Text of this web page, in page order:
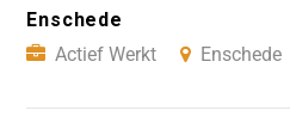
Enschede
Actief Werkt
Enschede